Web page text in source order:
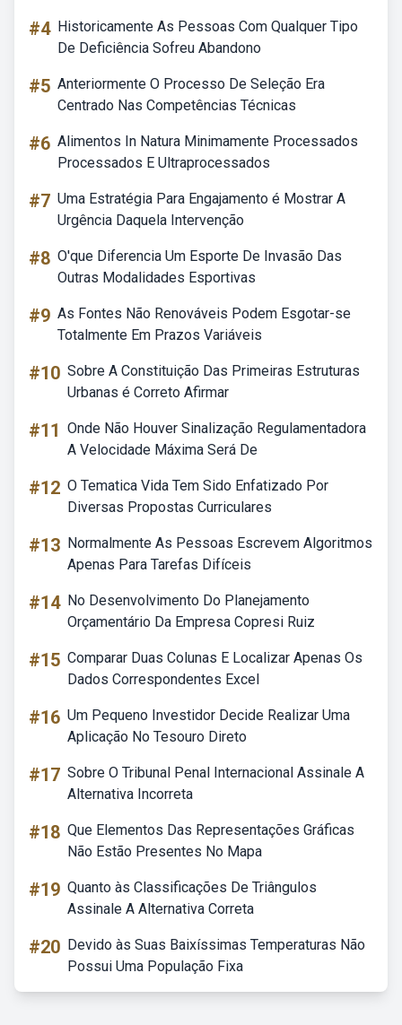
#4 Historicamente As Pessoas Com Qualquer Tipo
De Deficiência Sofreu Abandono
#5 Anteriormente O Processo De Seleção Era
Centrado Nas Competências Técnicas
#6 Alimentos In Natura Minimamente Processados
Processados E Ultraprocessados
#7 Uma Estratégia Para Engajamento é Mostrar A
Urgência Daquela Intervenção
#8 O'que Diferencia Um Esporte De Invasão Das
Outras Modalidades Esportivas
#9 As Fontes Não Renováveis Podem Esgotar-se
Totalmente Em Prazos Variáveis
#10 Sobre A Constituição Das Primeiras Estruturas
Urbanas é Correto Afirmar
#11 Onde Não Houver Sinalização Regulamentadora
A Velocidade Máxima Será De
#12 O Tematica Vida Tem Sido Enfatizado Por
Diversas Propostas Curriculares
#13 Normalmente As Pessoas Escrevem Algoritmos
Apenas Para Tarefas Difíceis
#14 No Desenvolvimento Do Planejamento
Orçamentário Da Empresa Copresi Ruiz
#15 Comparar Duas Colunas E Localizar Apenas Os
Dados Correspondentes Excel
#16 Um Pequeno Investidor Decide Realizar Uma
Aplicação No Tesouro Direto
#17 Sobre O Tribunal Penal Internacional Assinale A
Alternativa Incorreta
#18 Que Elementos Das Representações Gráficas
Não Estão Presentes No Mapa
#19 Quanto às Classificações De Triângulos
Assinale A Alternativa Correta
#20 Devido às Suas Baixíssimas Temperaturas Não
Possui Uma População Fixa